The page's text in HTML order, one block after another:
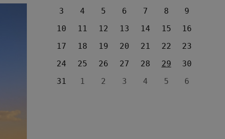
3
4 5 6 7 8
9
10
11 12 13 14 15
16
17
18 19 20 21 22
23
24
25 26 27 28 29
30
31
1 2 3 4 5 6